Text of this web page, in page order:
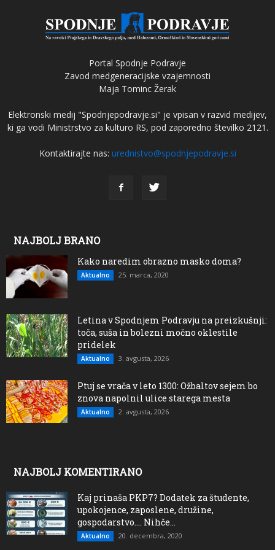
Portal Spodnje Podravje
Zavod medgeneracijske vzajemnosti
Maja Tominc Žerak
Elektronski medij "Spodnjepodravje.si" je vpisan v razvid medijev,
ki ga vodi Ministrstvo za kulturo RS, pod zaporedno številko 2121.
Kontaktirajte nas: urednistvo@spodnjepodravje.si
NAJBOLJ BRANO
Kako naredim obrazno masko doma?
Aktualno 25. marca, 2020
Letina v Spodnjem Podravju na preizkušnji:
toča, suša in bolezni močno oklestile
pridelek
Aktualno 3. avgusta, 2026
Ptuj se vrača v leto 1300: Ožbaltov sejem bo
znova napolnil ulice starega mesta
Aktualno 2. avgusta, 2026
NAJBOLJ KOMENTIRANO
Kaj prinaša PKP7? Dodatek za študente,
upokojence, zaposlene, družine,
gospodarstvo…. Nihče...
Aktualno 20. decembra, 2020